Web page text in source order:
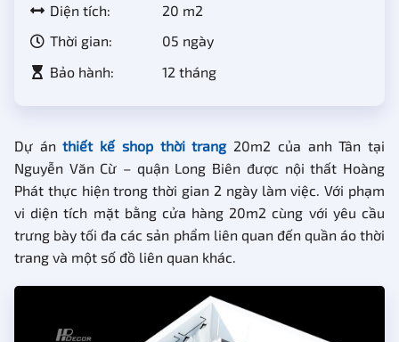
Diện tích:
20 m2
Thời gian:
05 ngày
Bảo hành:
12 tháng
Dự ánthiết kế shop thời trang20m2 của anh Tân tại
Nguyễn Văn Cừ – quận Long Biên được nội thất Hoàng
Phát thực hiện trong thời gian 2 ngày làm việc. Với phạm
vi diện tích mặt bằng cửa hàng 20m2 cùng với yêu cầu
trưng bày tối đa các sản phẩm liên quan đến quần áo thời
trang và một số đồ liên quan khác.